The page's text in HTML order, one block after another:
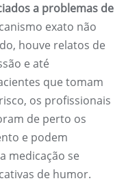
a problemas de
exato não
houve relatos de
e até
que tomam
os profissionais
de perto os
e podem
medicação se
de humor.